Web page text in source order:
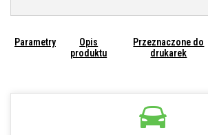
Parametry
Opis
produktu
Przeznaczone do
drukarek